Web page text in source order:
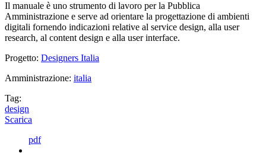
Il manuale è uno strumento di lavoro per la Pubblica
Amministrazione e serve ad orientare la progettazione di ambienti
digitali fornendo indicazioni relative al service design, alla user
research, al content design e alla user interface.
Progetto: Designers Italia
Amministrazione: italia
Tag:
design
Scarica
pdf